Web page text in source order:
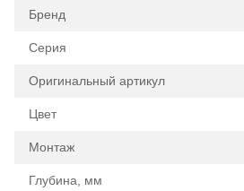
Бренд
Серия
Оригинальный артикул
Цвет
Монтаж
Глубина, мм